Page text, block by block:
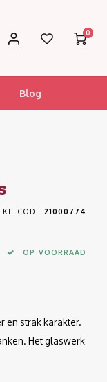
0
Blog
21000774
OP VOORRAAD
en strak karakter.
Het glaswerk